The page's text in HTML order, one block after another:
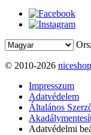
© 2010-2026
Impresszum
Adatvédelem
Általános
Adatvédelmi